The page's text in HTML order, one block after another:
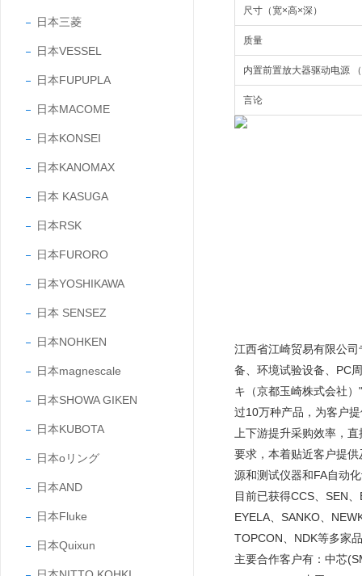
日本三菱
日本VESSEL
日本FUPUPLA
日本MACOME
日本KONSEI
日本KANOMAX
日本 KASUGA
日本RSK
日本FURORO
日本YOSHIKAWA
日本 SENSEZ
日本NOHKEN
日本magnescale
日本SHOWA GIKEN
日本KUBOTA
日本oリング
日本AND
日本Fluke
日本Quixun
尺寸（宽×高×深）
质量
内置前置放大器驱动电源
言论
江西省江崎贸易有限公
备、环境试验设备、PC
キ（京都玉崎株式会社
过10万种产品，为客户
上下游提升采购效率，
要求，本着贴近客户提
源和测试仪器和FA自动
目前已获得CCS、SEN
EYELA、SANKO、
TOPCON、NDK等多家
主要合作客户有：中芯